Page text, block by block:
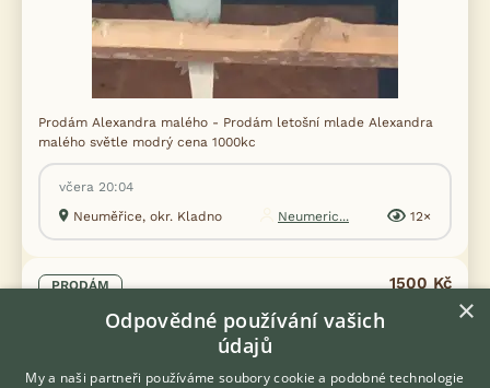
Prodám Alexandra malého - Prodám letošní mlade Alexandra
malého světle modrý cena 1000kc
včera 20:04
Neuměřice, okr. Kladno
Neumeric... 12×
PRODÁM
Alexandr malý
1500 Kč
×
Odpovědné používání vašich
údajů
My a naši partneři používáme soubory cookie a podobné technologie